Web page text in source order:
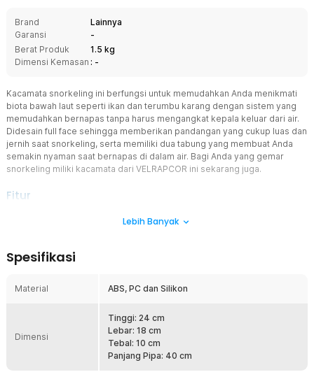
Brand
Lainnya
Garansi
-
Berat Produk
1.5 kg
Dimensi Kemasan : -
Kacamata snorkeling ini berfungsi untuk memudahkan Anda menikmati
biota bawah laut seperti ikan dan terumbu karang dengan sistem yang
memudahkan bernapas tanpa harus mengangkat kepala keluar dari air.
Didesain full face sehingga memberikan pandangan yang cukup luas dan
jernih saat snorkeling, serta memiliki dua tabung yang membuat Anda
semakin nyaman saat bernapas di dalam air. Bagi Anda yang gemar
snorkeling miliki kacamata dari VELRAPCOR ini sekarang juga.
Fitur
bernapas lebih nyaman saat sedang menyelam di dalam laut.
Kacamata ini memiliki kaca yang jernih dengan lubang ventilasi
saat Anda bernapas di dalam air tidak akan membuat bagian
kacamata mudah berembun seperti kacamata snorkeling pada
umumnya. Sehingga tidak akan mengganggu kesenangan Anda
saat memandangi ikan atau terumbu karang.
Lebih Banyak
Spesifikasi
Material ABS, PC dan Silikon
Dimensi
Tinggi: 24 cm
Lebar: 18 cm
Tebal: 10 cm
Panjang Pipa: 40 cm